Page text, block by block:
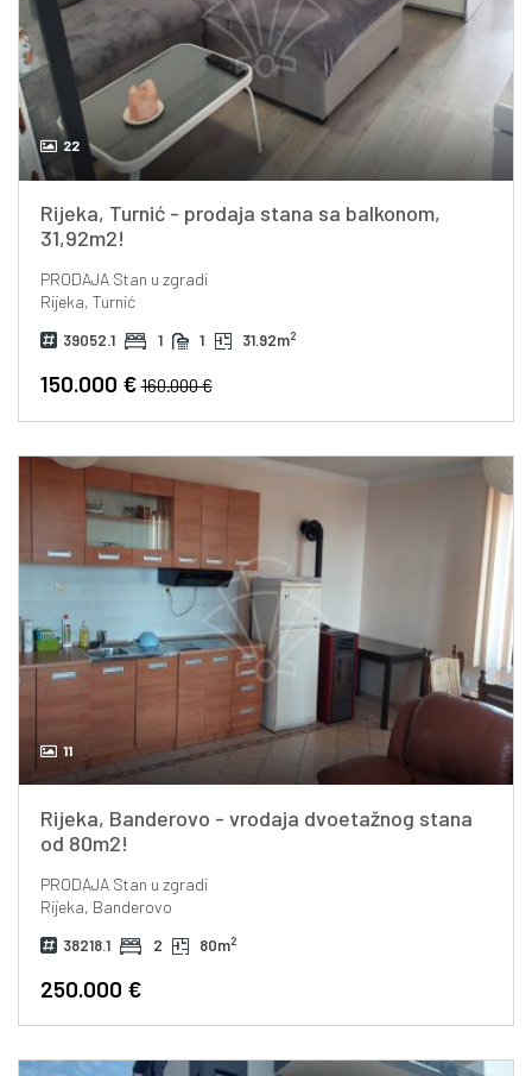
22
Rijeka, Turnić - prodaja stana sa balkonom,
31,92m2!
PRODAJAStan u zgradi
Rijeka, Turnić
39052.1 1 1 31.92m2
150.000 €160.000 €
11
Rijeka, Banderovo - vrodaja dvoetažnog stana
od 80m2!
PRODAJAStan u zgradi
Rijeka, Banderovo
38218.1 2 80m2
250.000 €